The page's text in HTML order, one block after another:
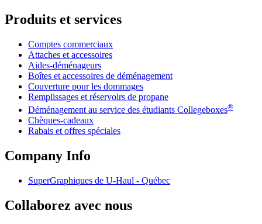
Produits et services
Comptes commerciaux
Attaches et accessoires
Aides-déménageurs
Boîtes et accessoires de déménagement
Couverture pour les dommages
Remplissages et réservoirs de propane
Déménagement au service des étudiants Collegeboxes®
Chèques-cadeaux
Rabais et offres spéciales
Company Info
SuperGraphiques de U-Haul - Québec
Collaborez avec nous